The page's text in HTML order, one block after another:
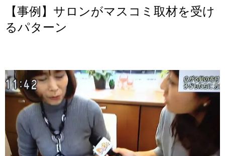
【事例】サロンがマスコミ取材を受け
るパターン